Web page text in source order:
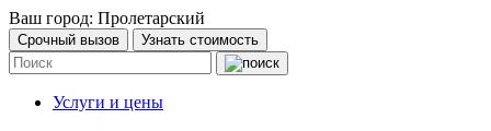
Ваш город: Пролетарский
Срочный вызов Узнать стоимость
Услуги и цены